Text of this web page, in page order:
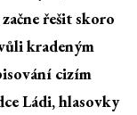
řešit skoro
kradeným
cizím
Ládi, hlasovky